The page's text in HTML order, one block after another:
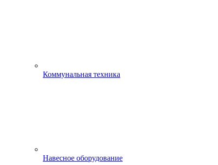
Коммунальная техника
Навесное оборудование